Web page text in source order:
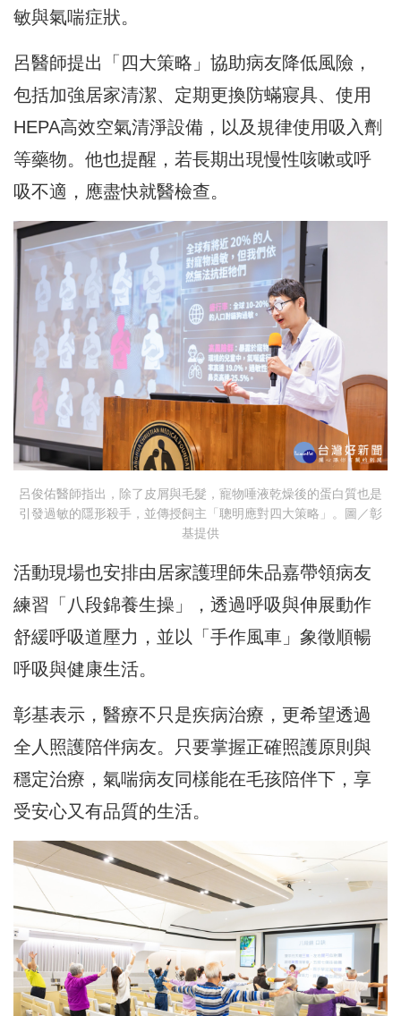
敏與氣喘症狀。
呂醫師提出「四大策略」協助病友降低風險，
包括加強居家清潔、定期更換防蟎寢具、使用
HEPA高效空氣清淨設備，以及規律使用吸入劑
等藥物。他也提醒，若長期出現慢性咳嗽或呼
吸不適，應盡快就醫檢查。
呂俊佑醫師指出，除了皮屑與毛髮，寵物唾液乾燥後的蛋白質也是
引發過敏的隱形殺手，並傳授飼主「聰明應對四大策略」。圖／彰
基提供
活動現場也安排由居家護理師朱品嘉帶領病友
練習「八段錦養生操」，透過呼吸與伸展動作
舒緩呼吸道壓力，並以「手作風車」象徵順暢
呼吸與健康生活。
彰基表示，醫療不只是疾病治療，更希望透過
全人照護陪伴病友。只要掌握正確照護原則與
穩定治療，氣喘病友同樣能在毛孩陪伴下，享
受安心又有品質的生活。